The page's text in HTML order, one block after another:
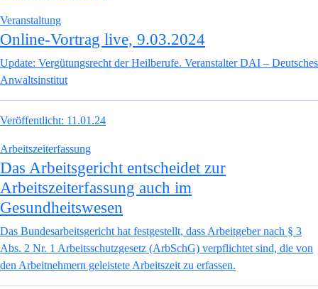
Veranstaltung
Online-Vortrag live, 9.03.2024
Update: Vergütungsrecht der Heilberufe. Veranstalter DAI – Deutsches
Anwaltsinstitut
Veröffentlicht: 11.01.24
Arbeitszeiterfassung
Das Arbeitsgericht entscheidet zur
Arbeitszeiterfassung auch im
Gesundheitswesen
Das Bundesarbeitsgericht hat festgestellt, dass Arbeitgeber nach § 3
Abs. 2 Nr. 1 Arbeitsschutzgesetz (ArbSchG) verpflichtet sind, die von
den Arbeitnehmern geleistete Arbeitszeit zu erfassen.